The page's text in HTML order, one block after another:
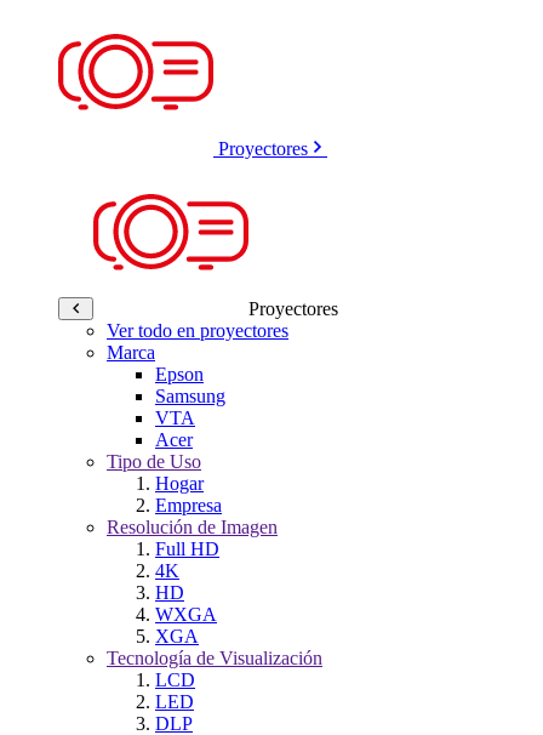
Proyectores
Proyectores
Ver todo en proyectores
Marca
Epson
Samsung
VTA
Acer
Tipo de Uso
Hogar
Empresa
Resolución de Imagen
Full HD
4K
HD
WXGA
XGA
Tecnología de Visualización
LCD
LED
DLP